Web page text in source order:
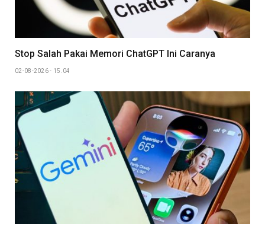
Stop Salah Pakai Memori ChatGPT Ini Caranya
02-08-2026 - 15.04